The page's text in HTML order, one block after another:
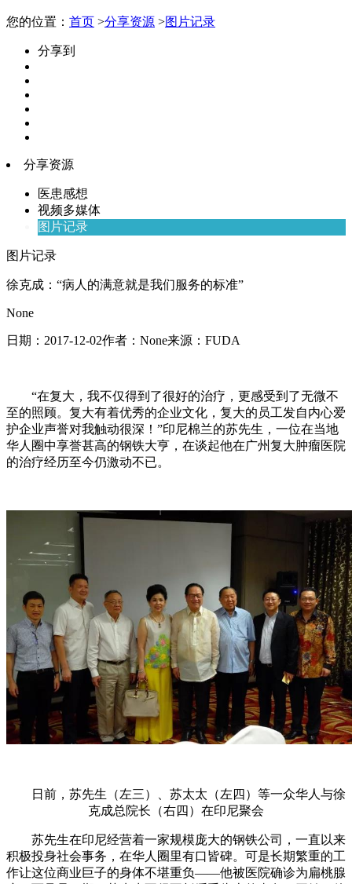
您的位置： 首页 >分享资源 >图片记录
分享到
分享资源
医患感想
视频多媒体
图片记录
图片记录
徐克成：“病人的满意就是我们服务的标准”
None
日期： 2017-12-02作者： None来源： FUDA
“在复大，我不仅得到了很好的治疗，更感受到了无微不
至的照顾。复大有着优秀的企业文化，复大的员工发自内心爱
护企业声誉对我触动很深！”印尼棉兰的苏先生，一位在当地
华人圈中享誉甚高的钢铁大亨，在谈起他在广州复大肿瘤医院
的治疗经历至今仍激动不已。
日前，苏先生（左三）、苏太太（左四）等一众华人与徐
克成总院长（右四）在印尼聚会
苏先生在印尼经营着一家规模庞大的钢铁公司，一直以来
积极投身社会事务，在华人圈里有口皆碑。可是长期繁重的工
作让这位商业巨子的身体不堪重负——他被医院确诊为扁桃腺